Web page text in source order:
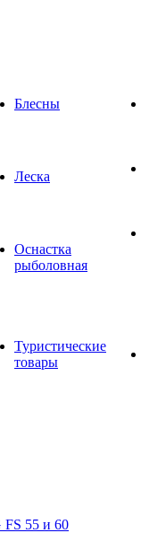
Блесны
Леска
Оснастка
рыболовная
Туристические
товары
55 и 60